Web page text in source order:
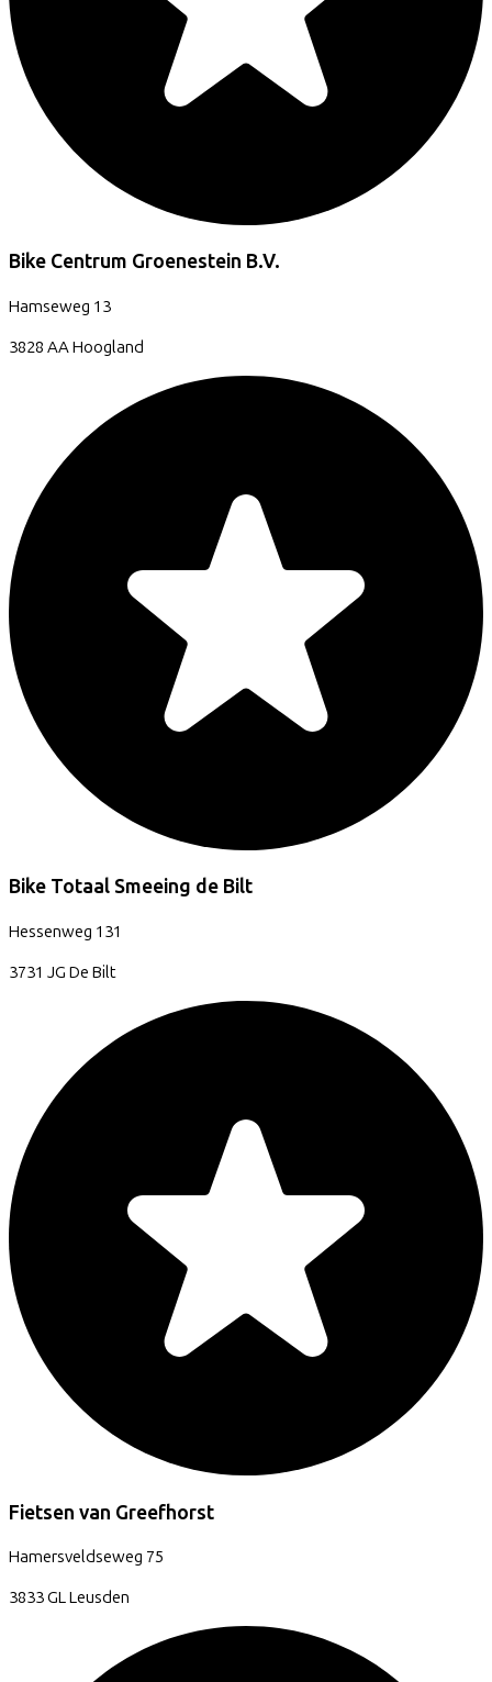
Bike Centrum Groenestein B.V.
Hamseweg 13
3828 AAHoogland
Bike Totaal Smeeing de Bilt
Hessenweg 131
3731 JG De Bilt
Fietsen van Greefhorst
Hamersveldseweg 75
3833 GLLeusden